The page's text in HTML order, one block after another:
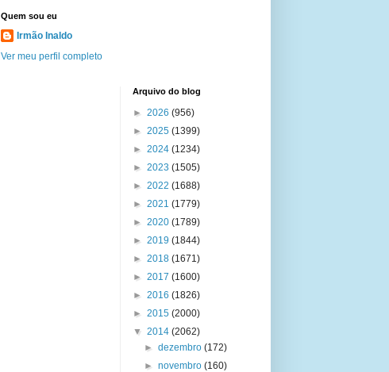
Quem sou eu
Irmão Inaldo
Ver meu perfil completo
Arquivo do blog
► 2026 (956)
► 2025 (1399)
► 2024 (1234)
► 2023 (1505)
► 2022 (1688)
► 2021 (1779)
► 2020 (1789)
► 2019 (1844)
► 2018 (1671)
► 2017 (1600)
► 2016 (1826)
► 2015 (2000)
▼ 2014 (2062)
►dezembro(172)
►novembro(160)